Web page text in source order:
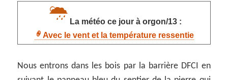
La météo ce jour à orgon/13 :
Avec le vent et la température ressentie
Nous entrons dans les bois par la barrière DFCI en